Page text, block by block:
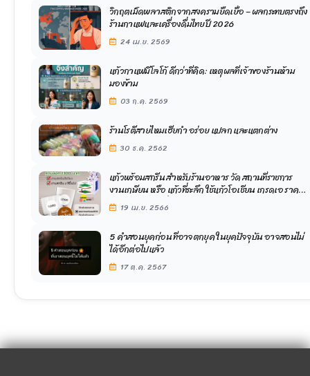
วิกฤตเม็ดพลาสติกจากสงครามยืดเยื้อ – ผลกระทบตรงถึง
ร้านกาแฟและเครื่องดื่มไทย ปี 2026
24 เม.ย. 2569
แก้วกาแฟมีโลโก้ ดีกว่าที่คิด: เหตุผลที่เจ้าของร้านห้าม
มองข้าม
03 ก.ค. 2569
ร้านโรตีสายไหมเฮียกำ อร่อย แปลก และแตกต่าง
30 ธ.ค. 2562
แก้วพร้อมสกรีน สำหรับร้านอาหาร วัด สถานที่ราชการ
งานเกษียน หรือ แก้วที่ระลึก ใช้แก้วโอเชียน เกรดเอ ราคา
ถูก พร้อมจัดส่งทั่วประเทศ
19 เม.ย. 2566
5 คำสอนยุคก่อน ที่อาจตกยุค ในยุคปัจจุบัน อาจสอนไม่
ได้อีกต่อไปแล้ว
17 ต.ค. 2567